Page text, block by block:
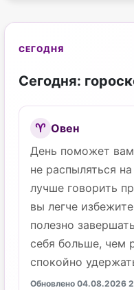
СЕГОДНЯ
Сегодня:
♈ Овен
День поможет
не распыляться
лучше говорить
вы легче
полезно
себя больше, чем
спокойно
Обновлено 04.08.2026